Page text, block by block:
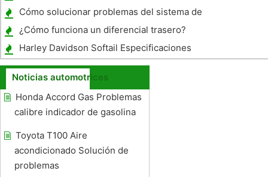
seguridad en un Ford Ranger 1992?
Cómo solucionar problemas del sistema de
dirección en un Dodge Intrepid
¿Cómo funciona un diferencial trasero?
Harley Davidson Softail Especificaciones
Noticias automotrices
Honda Accord Gas Problemas
calibre indicador de gasolina
Toyota T100 Aire
acondicionado Solución de
problemas